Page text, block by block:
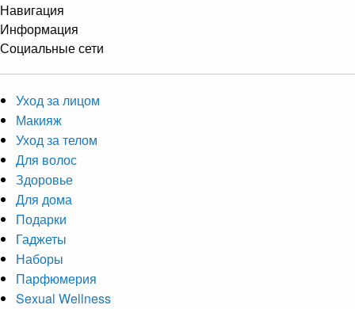
Навигация
Информация
Социальные сети
Уход за лицом
Макияж
Уход за телом
Для волос
Здоровье
Для дома
Подарки
Гаджеты
Наборы
Парфюмерия
Sexual Wellness